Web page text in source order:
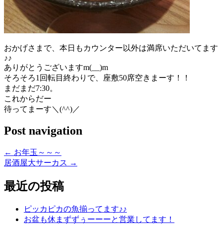
おかげさまで、本日もカウンター以外は満席いただいてます
♪♪
ありがとうございますm(__)m
そろそろ1回転目終わりで、座敷50席空きまーす！！
まだまだ7:30。
これからだー
待ってまーす＼(^^)／
Post navigation
← お年玉～～～
居酒屋大サーカス →
最近の投稿
ピッカピカの魚揃ってます♪♪
お盆も休まずずぅーーーと営業してます！